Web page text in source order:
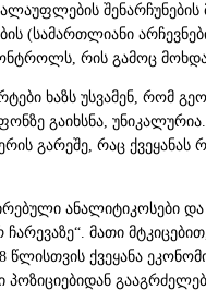
(სამართლიანი
რის გამოც
ხაზს უსვამენ, რომ
გაიხსნა,
გარეშე, რაც ქვეყანას
ანალიტიკოსები და
ჩარევაზე“. მათი
წლისთვის ქვეყანა